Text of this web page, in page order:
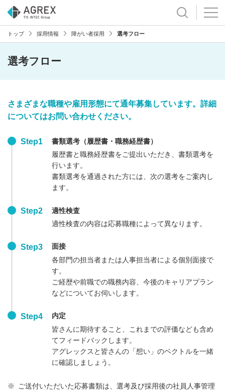
トップ 採用情報 障がい者採用 選考フロー
選考フロー
さまざまな職種や雇用形態にて通年募集しています。詳細
についてはお問い合わせください。
Step1
書類選考（履歴書・職務経歴書）
履歴書と職務経歴書をご提出いただき、書類選考を
行います。
書類選考を通過された方には、次の選考をご案内し
ます。
Step2
適性検査
適性検査の内容は応募職種によって異なります。
Step3
面接
各部門の担当者または人事担当者による個別面接で
す。
ご経歴や前職での職務内容、今後のキャリアプラン
などについてお伺いします。
Step4
内定
皆さんに期待すること、これまでの評価なども含め
てフィードバックします。
アグレックスと皆さんの「想い」のベクトルを一緒
に確認しましょう。
※
ご送付いただいた応募書類は、選考及び採用後の社員人事管理